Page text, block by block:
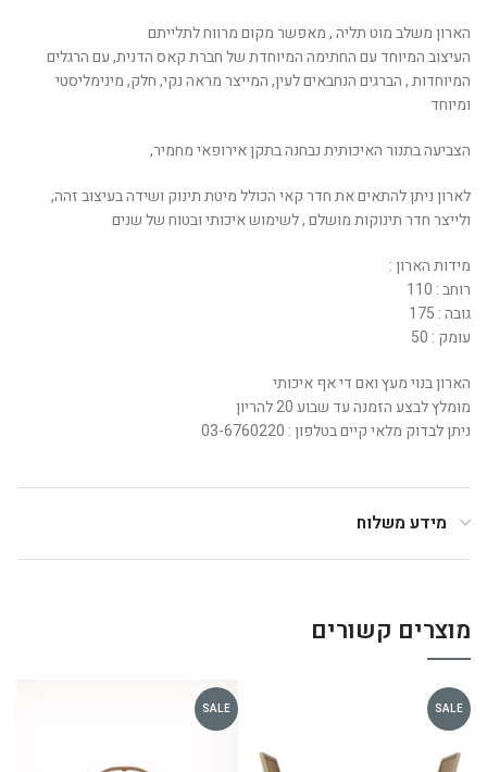
הארון משלב מוט תליה , מאפשר מקום מרווח לתלייתם
העיצוב המיוחד עם החתימה המיוחדת של חברת קאס הדנית, עם הרגלים
המיוחדות , הברגים הנחבאים לעין, המייצר מראה נקי, חלק, מינימליסטי
ומיוחד
הצביעה בתנור האיכותית נבחנה בתקן אירופאי מחמיר,
לארון ניתן להתאים את חדר קאי הכולל מיטת תינוק ושידה בעיצוב זהה,
ולייצר חדר תינוקות מושלם , לשימוש איכותי ובטוח של שנים
מידות הארון :
רוחב : 110
גובה : 175
עומק : 50
הארון בנוי מעץ ואם די אף איכותי
מומלץ לבצע הזמנה עד שבוע 20 להריון
ניתן לבדוק מלאי קיים בטלפון : 03-6760220
מידע משלוח
מוצרים קשורים
SALE
SALE